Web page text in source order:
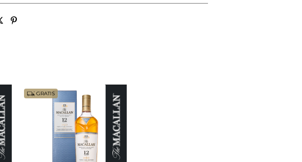
GRATIS